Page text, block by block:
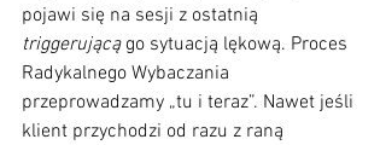
pojawi się na sesji z ostatnią
triggerującą go sytuacją lękową. Proces
Radykalnego Wybaczania
przeprowadzamy „tu i teraz”. Nawet jeśli
klient przychodzi od razu z raną